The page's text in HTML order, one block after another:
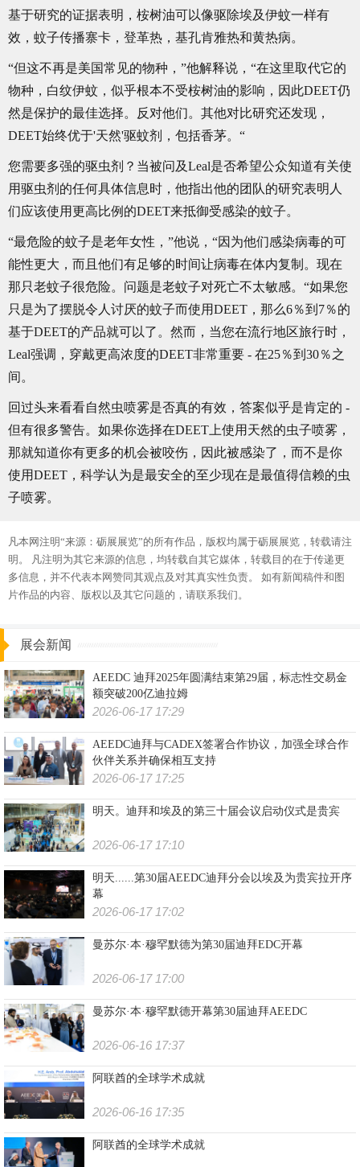
基于研究的证据表明，桉树油可以像驱除埃及伊蚊一样有
效，蚊子传播寨卡，登革热，基孔肯雅热和黄热病。
“但这不再是美国常见的物种，”他解释说，“在这里取代它的
物种，白纹伊蚊，似乎根本不受桉树油的影响，因此DEET仍
然是保护的最佳选择。反对他们。其他对比研究还发现，
DEET始终优于'天然'驱蚊剂，包括香茅。“
您需要多强的驱虫剂？当被问及Leal是否希望公众知道有关使
用驱虫剂的任何具体信息时，他指出他的团队的研究表明人
们应该使用更高比例的DEET来抵御受感染的蚊子。
“最危险的蚊子是老年女性，”他说，“因为他们感染病毒的可
能性更大，而且他们有足够的时间让病毒在体内复制。现在
那只老蚊子很危险。问题是老蚊子对死亡不太敏感。“如果您
只是为了摆脱令人讨厌的蚊子而使用DEET，那么6％到7％的
基于DEET的产品就可以了。然而，当您在流行地区旅行时，
Leal强调，穿戴更高浓度的DEET非常重要 - 在25％到30％之
间。
回过头来看看自然虫喷雾是否真的有效，答案似乎是肯定的 -
但有很多警告。如果你选择在DEET上使用天然的虫子喷雾，
那就知道你有更多的机会被咬伤，因此被感染了，而不是你
使用DEET，科学认为是最安全的至少现在是最值得信赖的虫
子喷雾。
凡本网注明“来源：砺展展览”的所有作品，版权均属于砺展展览，转载请注
明。 凡注明为其它来源的信息，均转载自其它媒体，转载目的在于传递更
多信息，并不代表本网赞同其观点及对其真实性负责。 如有新闻稿件和图
片作品的内容、版权以及其它问题的，请联系我们。
展会新闻
AEEDC 迪拜2025年圆满结束第29届，标志性交易金
额突破200亿迪拉姆
2026-06-17 17:29
AEEDC迪拜与CADEX签署合作协议，加强全球合作
伙伴关系并确保相互支持
2026-06-17 17:25
明天。迪拜和埃及的第三十届会议启动仪式是贵宾
2026-06-17 17:10
明天......第30届AEEDC迪拜分会以埃及为贵宾拉开序
幕
2026-06-17 17:02
曼苏尔·本·穆罕默德为第30届迪拜EDC开幕
2026-06-17 17:00
曼苏尔·本·穆罕默德开幕第30届迪拜AEEDC
2026-06-16 17:37
阿联酋的全球学术成就
2026-06-16 17:35
阿联酋的全球学术成就